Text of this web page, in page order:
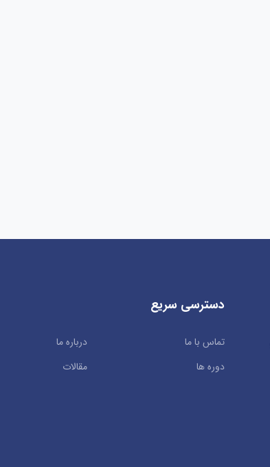
دسترسی سریع
تماس با ما
درباره ما
دوره ها
مقالات